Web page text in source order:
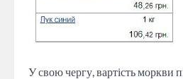
У свою чергу, вартість моркви